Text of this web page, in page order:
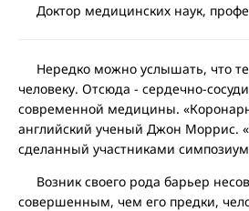
Доктор медицинских наук,
Нередко можно услышать, что
человеку. Отсюда - сердечно-
современной медицины.
английский ученый Джон Моррис.
сделанный участниками
Возник своего рода барьер
совершенным, чем его предки,